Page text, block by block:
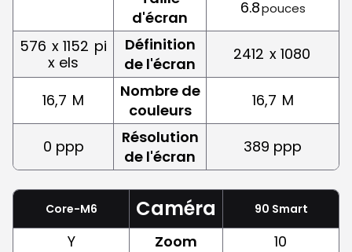
d'écran
6.8pouces
576 x 1152 pi
x els
Définition
de l'écran
2412 x 1080
16,7 M
Nombre de
couleurs
16,7 M
0 ppp
Résolution
de l'écran
389 ppp
Core-M6 Caméra 90 Smart
Y Zoom
10